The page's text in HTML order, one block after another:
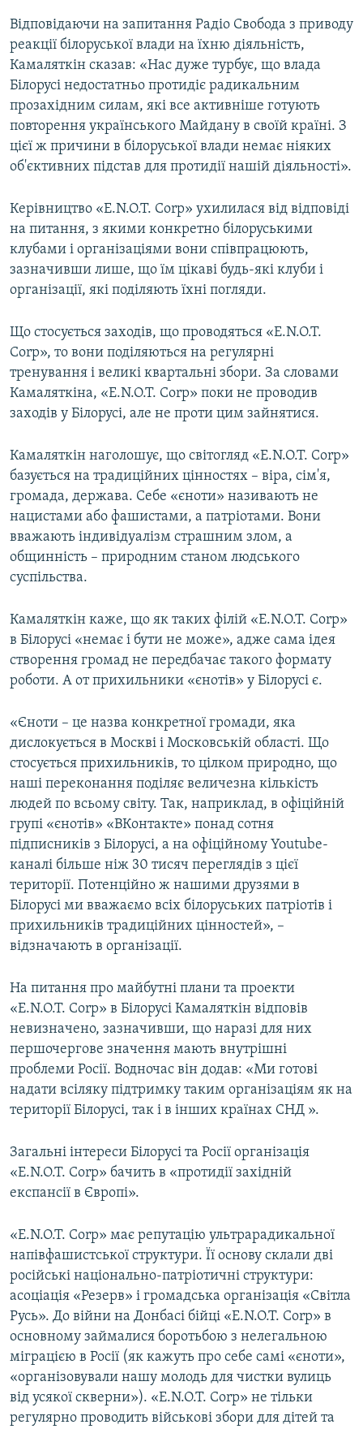
Відповідаючи на запитання Радіо Свобода з приводу
реакції білоруської влади на їхню діяльність,
Камаляткін сказав: «Нас дуже турбує, що влада
Білорусі недостатньо протидіє радикальним
прозахідним силам, які все активніше готують
повторення українського Майдану в своїй країні. З
цієї ж причини в білоруської влади немає ніяких
об'єктивних підстав для протидії нашій діяльності».
Керівництво «E.N.O.T. Corp» ухилилася від відповіді
на питання, з якими конкретно білоруськими
клубами і організаціями вони співпрацюють,
зазначивши лише, що їм цікаві будь-які клуби і
організації, які поділяють їхні погляди.
Що стосується заходів, що проводяться «E.N.O.T.
Corp», то вони поділяються на регулярні
тренування і великі квартальні збори. За словами
Камаляткіна, «E.N.O.T. Corp» поки не проводив
заходів у Білорусі, але не проти цим зайнятися.
Камаляткін наголошує, що світогляд «E.N.O.T. Corp»
базується на традиційних цінностях – віра, сім'я,
громада, держава. Себе «єноти» називають не
нацистами або фашистами, а патріотами. Вони
вважають індивідуалізм страшним злом, а
общинність – природним станом людського
суспільства.
Камаляткін каже, що як таких філій «E.N.O.T. Corp»
в Білорусі «немає і бути не може», адже сама ідея
створення громад не передбачає такого формату
роботи. А от прихильники «єнотів» у Білорусі є.
«Єноти – це назва конкретної громади, яка
дислокується в Москві і Московській області. Що
стосується прихильників, то цілком природно, що
наші переконання поділяє величезна кількість
людей по всьому світу. Так, наприклад, в офіційній
групі «єнотів» «ВКонтакте» понад сотня
підписників з Білорусі, а на офіційному Youtube-
каналі більше ніж 30 тисяч переглядів з цієї
території. Потенційно ж нашими друзями в
Білорусі ми вважаємо всіх білоруських патріотів і
прихильників традиційних цінностей», –
відзначають в організації.
На питання про майбутні плани та проекти
«E.N.O.T. Corp» в Білорусі Камаляткін відповів
невизначено, зазначивши, що наразі для них
першочергове значення мають внутрішні
проблеми Росії. Водночас він додав: «Ми готові
надати всіляку підтримку таким організаціям як на
території Білорусі, так і в інших країнах СНД ».
Загальні інтереси Білорусі та Росії організація
«E.N.O.T. Corp» бачить в «протидії західній
експансії в Європі».
«E.N.O.T. Corp» має репутацію ультрарадикальної
напівфашистської структури. Її основу склали дві
російські національно-патріотичні структури:
асоціація «Резерв» і громадська організація «Світла
Русь». До війни на Донбасі бійці «E.N.O.T. Corp» в
основному займалися боротьбою з нелегальною
міграцією в Росії (як кажуть про себе самі «єноти»,
«організовували нашу молодь для чистки вулиць
від усякої скверни»). «E.N.O.T. Corp» не тільки
регулярно проводить військові збори для дітей та